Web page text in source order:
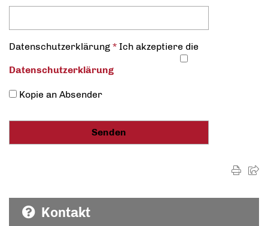
Datenschutz­erklärung * Ich akzeptiere die
Datenschutz­erklärung
Kopie an Absender
Kontakt